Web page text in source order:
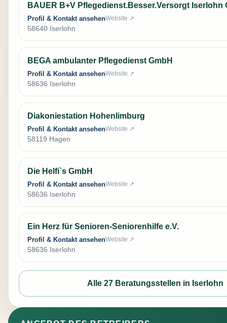
BAUER B+V Pflegedienst.Besser.Versorgt Iserlohn
Profil & Kontakt ansehenWebsite ↗
58640 Iserlohn
BEGA ambulanter Pflegedienst GmbH
Profil & Kontakt ansehenWebsite ↗
58636 Iserlohn
Diakoniestation Hohenlimburg
Profil & Kontakt ansehenWebsite ↗
58119 Hagen
Die Helfi`s GmbH
Profil & Kontakt ansehenWebsite ↗
58636 Iserlohn
Ein Herz für Senioren-Seniorenhilfe e.V.
Profil & Kontakt ansehenWebsite ↗
58636 Iserlohn
Alle 27 Beratungsstellen in Iserlohn